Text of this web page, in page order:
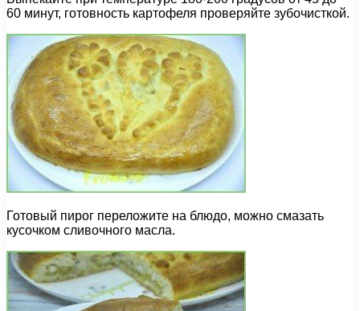
60 минут, готовность картофеля проверяйте зубочисткой.
Готовый пирог переложите на блюдо, можно смазать
кусочком сливочного масла.